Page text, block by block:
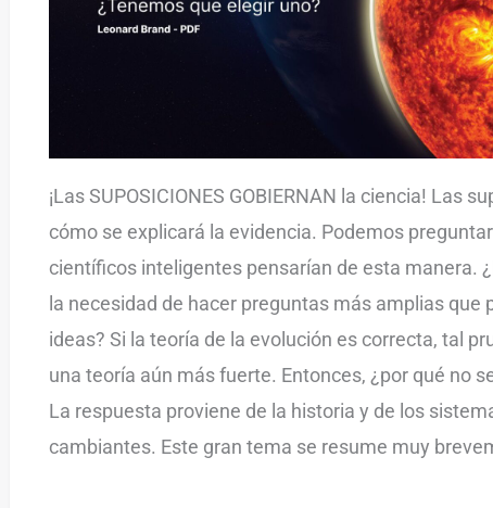
¡Las SUPOSICIONES GOBIERNAN la ciencia! Las
cómo se explicará la evidencia. Podemos
científicos inteligentes pensarían de esta manera.
la necesidad de hacer preguntas más amplias que
ideas? Si la teoría de la evolución es correcta, tal
una teoría aún más fuerte. Entonces, ¿por qué no
La respuesta proviene de la historia y de los
cambiantes. Este gran tema se resume muy